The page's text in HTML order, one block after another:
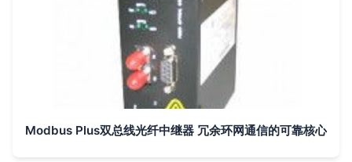
Modbus Plus双总线光纤中继器 冗余环网通信的可靠核心